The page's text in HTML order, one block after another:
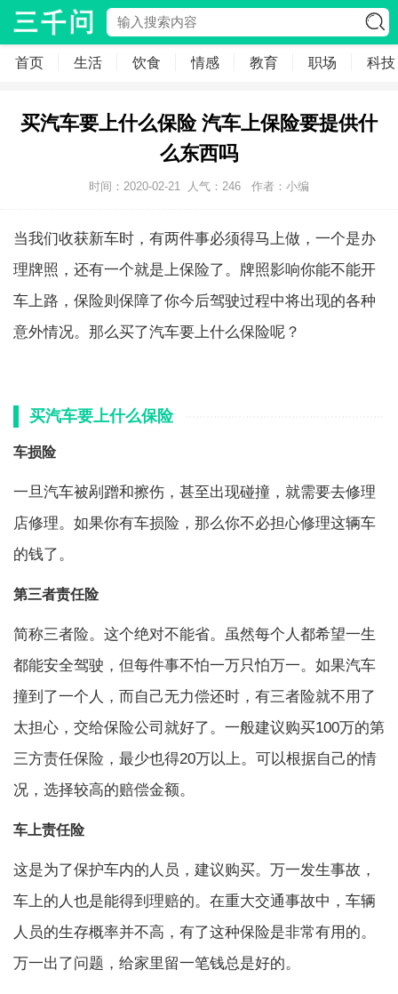
首页 生活 饮食 情感 教育 职场 科技
买汽车要上什么保险 汽车上保险要提供什
么东西吗
时间：2020-02-21 人气： 246 作者：小编
当我们收获新车时，有两件事必须得马上做，一个是办
理牌照，还有一个就是上保险了。牌照影响你能不能开
车上路，保险则保障了你今后驾驶过程中将出现的各种
意外情况。那么买了汽车要上什么保险呢？
买汽车要上什么保险
车损险
一旦汽车被剐蹭和擦伤，甚至出现碰撞，就需要去修理
店修理。如果你有车损险，那么你不必担心修理这辆车
的钱了。
第三者责任险
简称三者险。这个绝对不能省。虽然每个人都希望一生
都能安全驾驶，但每件事不怕一万只怕万一。如果汽车
撞到了一个人，而自己无力偿还时，有三者险就不用了
太担心，交给保险公司就好了。一般建议购买100万的第
三方责任保险，最少也得20万以上。可以根据自己的情
况，选择较高的赔偿金额。
车上责任险
这是为了保护车内的人员，建议购买。万一发生事故，
车上的人也是能得到理赔的。在重大交通事故中，车辆
人员的生存概率并不高，有了这种保险是非常有用的。
万一出了问题，给家里留一笔钱总是好的。